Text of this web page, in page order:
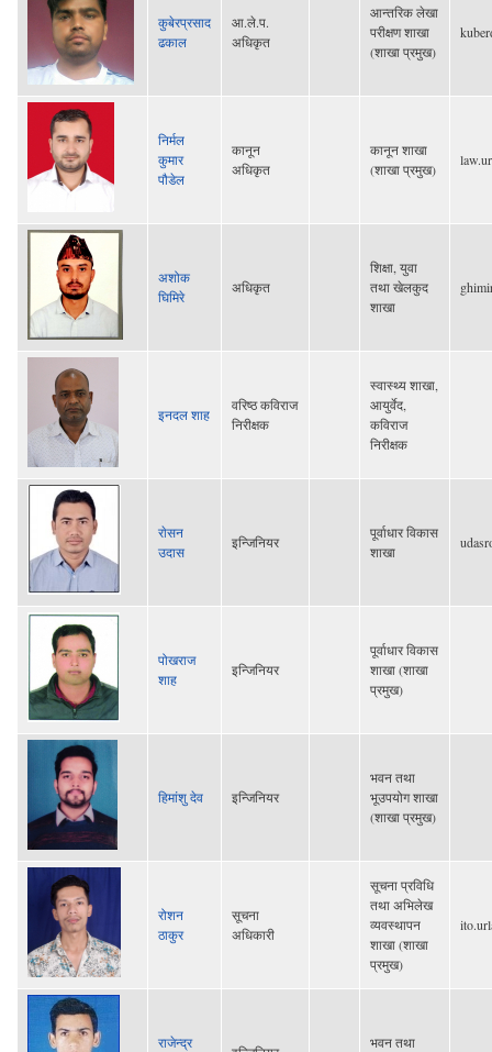
कुबेरप्रसाद
ढकाल
आ.ले.प.
अधिकृत
आन्तरिक लेखा
परीक्षण शाखा
(शाखा प्रमुख)
निर्मल
कुमार
पौडेल
कानून
अधिकृत
कानून शाखा
(शाखा प्रमुख)
अशोक
घिमिरे
अधिकृत
शिक्षा, युवा
तथा खेलकुद
शाखा
इनदल शाह
वरिष्ठ कविराज
निरीक्षक
स्वास्थ्य शाखा,
आयुर्वेद,
कविराज
निरीक्षक
राेसन
उदास
इन्जिनियर
पूर्वाधार विकास
शाखा
पोखराज
शाह
इन्जिनियर
पूर्वाधार विकास
शाखा (शाखा
प्रमुख)
हिमांशु देव इन्जिनियर
भवन तथा
भूउपयोग शाखा
(शाखा प्रमुख)
रोशन
ठाकुर
सूचना
अधिकारी
सूचना प्रविधि
तथा अभिलेख
व्यवस्थापन
शाखा (शाखा
प्रमुख)
राजेन्द्र भवन तथा